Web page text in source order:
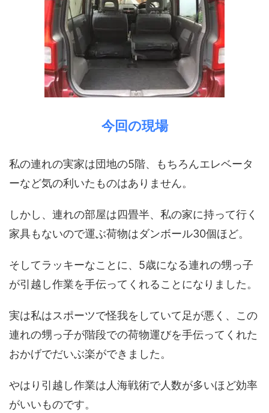
今回の現場
私の連れの実家は団地の5階、もちろんエレベータ
ーなど気の利いたものはありません。
しかし、連れの部屋は四畳半、私の家に持って行く
家具もないので運ぶ荷物はダンボール30個ほど。
そしてラッキーなことに、5歳になる連れの甥っ子
が引越し作業を手伝ってくれることになりました。
実は私はスポーツで怪我をしていて足が悪く、この
連れの甥っ子が階段での荷物運びを手伝ってくれた
おかげでだいぶ楽ができました。
やはり引越し作業は人海戦術で人数が多いほど効率
がいいものです。